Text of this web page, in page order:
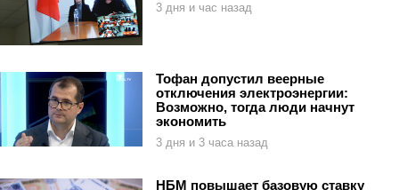
3 дня и час назад
Тофан допустил веерные
отключения электроэнергии:
Возможно, тогда люди начнут
экономить
3 дня и 3 часа назад
НБМ повышает базовую ставку